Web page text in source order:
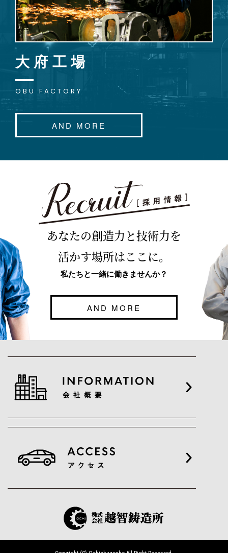
大府工場
OBU FACTORY
AND MORE
あなたの創造力と技術力を
活かす場所はここに。
私たちと一緒に働きませんか？
AND MORE